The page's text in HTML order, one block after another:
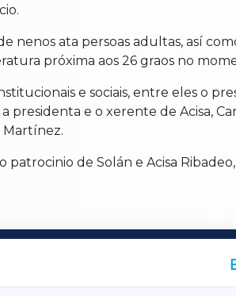
nenos ata persoas adultas, así
próxima aos 26 graos no
e sociais, entre eles o
presidenta e o xerente de Acisa,
Martínez.
de Solán e Acisa